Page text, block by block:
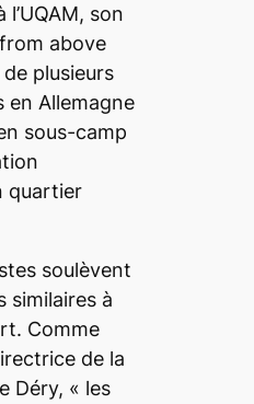
l’UQAM, son
above
plusieurs
en Allemagne
sous-camp
quartier
soulèvent
similaires à
Comme
de la
Déry, « les